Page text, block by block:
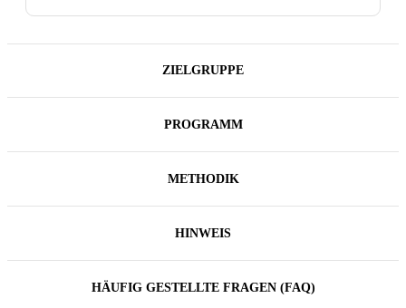
ZIELGRUPPE
PROGRAMM
METHODIK
HINWEIS
HÄUFIG GESTELLTE FRAGEN (FAQ)